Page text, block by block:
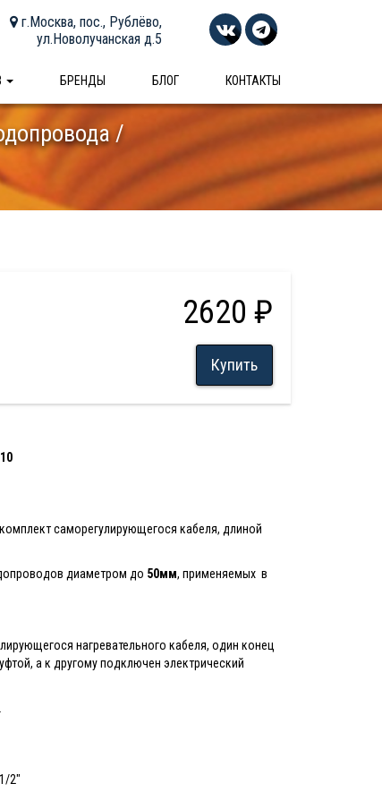
г.Москва, пос., Рублёво,
ул.Новолучанская д.5
БРЕНДЫ БЛОГ КОНТАКТЫ
2620 ₽
Купить
саморегулирующегося кабеля, длиной
диаметром до 50мм, применяемых в
нагревательного кабеля, один конец
а к другому подключен электрический
2"